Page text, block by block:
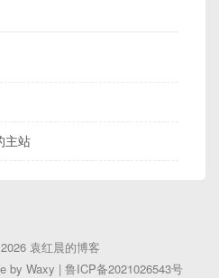
主站
袁红晨的博客
by Waxy | 鲁ICP备2021026543号